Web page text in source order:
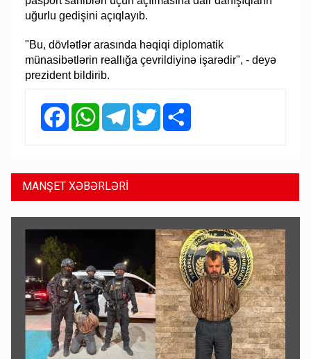
uğurlu gedişini açıqlayıb.
"Bu, dövlətlər arasında həqiqi diplomatik
münasibətlərin reallığa çevrildiyinə işarədir", - deyə
prezident bildirib.
FacebookWhatsAppTelegramTwitter
MANŞET XƏBƏRLƏRİ